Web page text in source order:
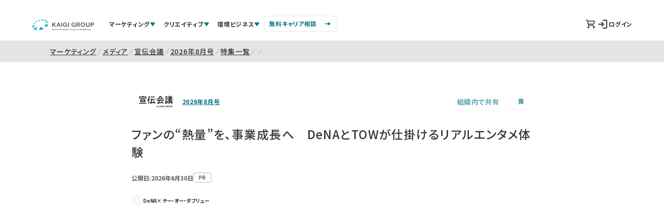
マーケティング クリエイティブ 環境ビジネス 無料キャリア相談 ログイン
マーケティング メディア 宣伝会議 2026年8月号 特集一覧
2026年8月号 組織内で共有
ファンの“熱量”を、事業成長へ DeNAとTOWが仕掛けるリアルエンタメ体
験
公開日:2026年6月30日 PR
ⅮeNA× テー・オー・ダブリュー